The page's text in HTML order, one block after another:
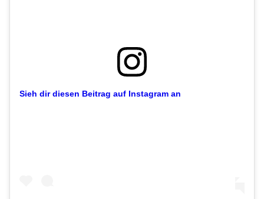
Sieh dir diesen Beitrag auf Instagram an